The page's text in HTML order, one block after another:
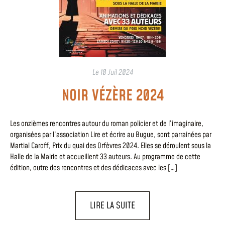
Le 10 Juil 2024
NOIR VÉZÈRE 2024
Les onzièmes rencontres autour du roman policier et de l’imaginaire,
organisées par l’association Lire et écrire au Bugue, sont parrainées par
Martial Caroff, Prix du quai des Orfèvres 2024. Elles se déroulent sous la
Halle de la Mairie et accueillent 33 auteurs. Au programme de cette
édition, outre des rencontres et des dédicaces avec les […]
LIRE LA SUITE